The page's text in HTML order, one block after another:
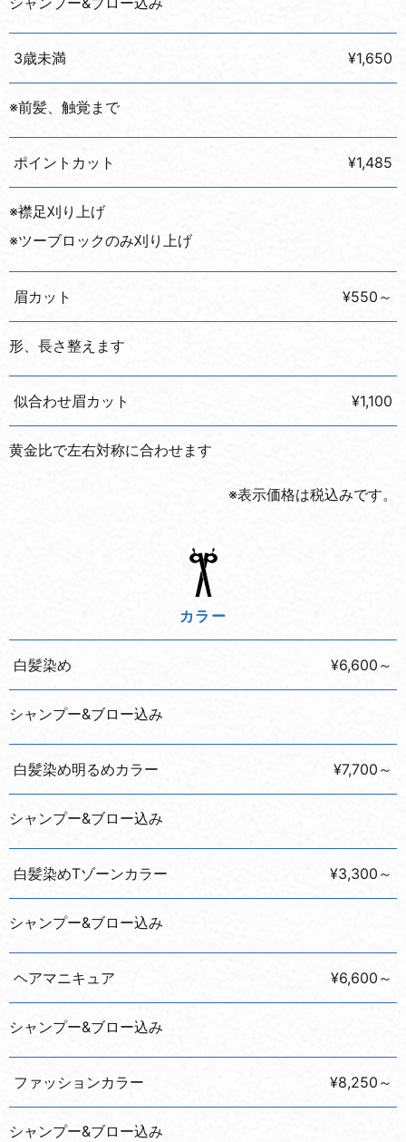
3歳未満 ¥1,650
※前髪、触覚まで
ポイントカット ¥1,485
※襟足刈り上げ
※ツーブロックのみ刈り上げ
眉カット ¥550～
形、長さ整えます
似合わせ眉カット ¥1,100
黄金比で左右対称に合わせます
※表示価格は税込みです。
カラー
白髪染め ¥6,600～
シャンプー&ブロー込み
白髪染め明るめカラー ¥7,700～
シャンプー&ブロー込み
白髪染めTゾーンカラー ¥3,300～
シャンプー&ブロー込み
ヘアマニキュア ¥6,600～
シャンプー&ブロー込み
ファッションカラー ¥8,250～
シャンプー&ブロー込み